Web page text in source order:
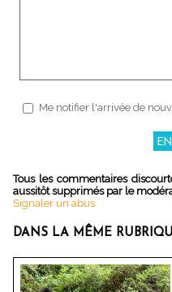
Me notifier l'arrivée de
Tous les commentaires
aussitôt supprimés par le
Signaler un abus
DANS LA MÊME